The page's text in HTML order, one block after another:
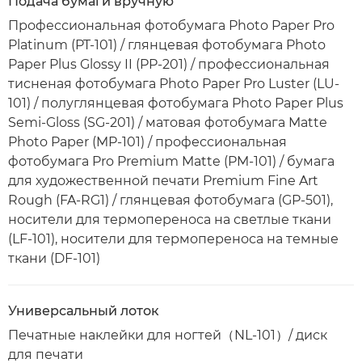
Профессиональная фотобумага Photo Paper Pro
Platinum (PT-101) / глянцевая фотобумага Photo
Paper Plus Glossy II (PP-201) / профессиональная
тисненая фотобумага Photo Paper Pro Luster (LU-
101) / полуглянцевая фотобумага Photo Paper Plus
Semi-Gloss (SG-201) / матовая фотобумага Matte
Photo Paper (MP-101) / профессиональная
фотобумага Pro Premium Matte (PM-101) / бумага
для художественной печати Premium Fine Art
Rough (FA-RG1) / глянцевая фотобумага (GP-501),
носители для термопереноса на светлые ткани
(LF-101), носители для термопереноса на темные
ткани (DF-101)
Универсальный лоток
Печатные наклейки для ногтей（NL-101）/ диск
для печати